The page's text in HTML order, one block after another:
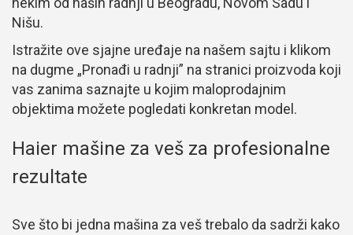
Nišu.
Istražite ove sjajne uređaje na našem sajtu i klikom
na dugme „Pronađi u radnji” na stranici proizvoda koji
vas zanima saznajte u kojim maloprodajnim
objektima možete pogledati konkretan model.
Haier mašine za veš za profesionalne
rezultate
Sve što bi jedna mašina za veš trebalo da sadrži kako